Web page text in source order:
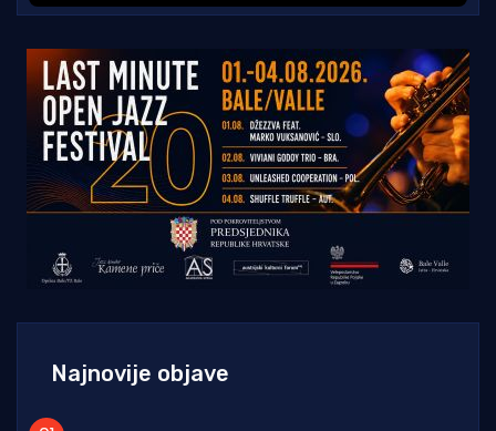
Najnovije objave